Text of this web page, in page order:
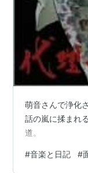
「活動の減少と
トとは何かを考
2008年、
に出演。
2009年8月、長
ブ。
同10月12日渋谷
他の面影ラッ
三池崇史監督
萌音さんで浄化
話の嵐に揉まれ
道。
#音楽と日記 #